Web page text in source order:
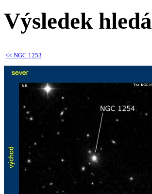
Výsledek
<< NGC 1253